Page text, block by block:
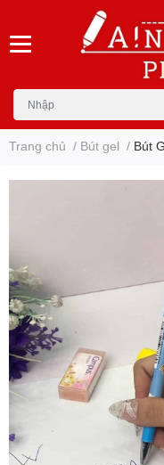
Trang chủ / Bút gel / Bút